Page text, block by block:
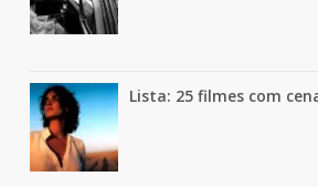
Lista: 25 filmes com